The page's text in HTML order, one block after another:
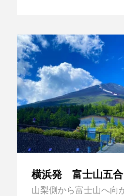
横浜発 富士山五合
山梨側から富士山へ向